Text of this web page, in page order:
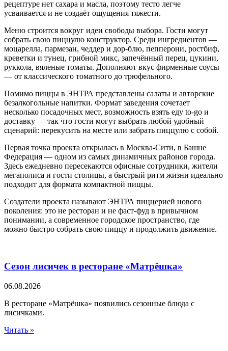
рецептуре нет сахара и масла, поэтому тесто легче
усваивается и не создаёт ощущения тяжести.
Меню строится вокруг идеи свободы выбора. Гости могут
собрать свою пиццулю конструктор. Среди ингредиентов —
моцарелла, пармезан, чеддер и дор-блю, пепперони, ростбиф,
креветки и тунец, грибной микс, запечённый перец, цукини,
руккола, вяленые томаты. Дополняют вкус фирменные соусы
— от классического томатного до трюфельного.
Помимо пиццы в ЭНТРА представлены салаты и авторские
безалкогольные напитки. Формат заведения сочетает
несколько посадочных мест, возможность взять еду to-go и
доставку — так что гости могут выбрать любой удобный
сценарий: перекусить на месте или забрать пиццулю с собой.
Первая точка проекта открылась в Москва-Сити, в Башне
Федерация — одном из самых динамичных районов города.
Здесь ежедневно пересекаются офисные сотрудники, жители
мегаполиса и гости столицы, а быстрый ритм жизни идеально
подходит для формата компактной пиццы.
Создатели проекта называют ЭНТРА пиццерией нового
поколения: это не ресторан и не фаст-фуд в привычном
понимании, а современное городское пространство, где
можно быстро собрать свою пиццу и продолжить движение.
Сезон лисичек в ресторане «Матрёшка»
06.08.2026
В ресторане «Матрёшка» появились сезонные блюда с
лисичками.
Читать »